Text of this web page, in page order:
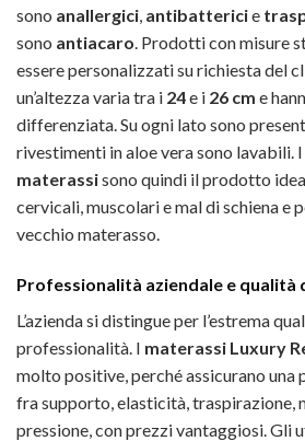
sono anallergici, antibattericie
sono antiacaro. Prodotti con misure
essere personalizzati su richiesta del
un’altezza varia tra i 24e i 26 cm e
differenziata. Su ogni lato sono
rivestimenti in aloe vera sono lavabili. I
materassisono quindi il prodotto
cervicali, muscolari e mal di schiena e
vecchio materasso.
Professionalità aziendale e
L’azienda si distingue per l’estrema
professionalità. I materassi Luxury
molto positive, perché assicurano
fra supporto, elasticità, traspirazione,
pressione, con prezzi vantaggiosi. Gli